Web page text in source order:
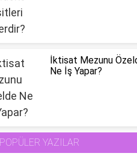
İktisat Mezunu
Ne İş Yapar?
POPÜLER YAZILAR